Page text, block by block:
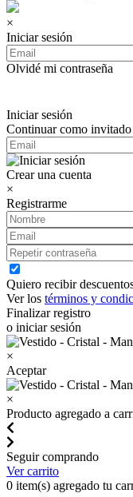
×
Iniciar sesión
Olvidé mi contraseña
Iniciar sesión
Continuar como invitado
Crear una cuenta
×
Registrarme
Quiero recibir
Ver los términos y
Finalizar registro
o iniciar sesión
×
Aceptar
×
Producto agregado a
Seguir comprando
Ver carrito
0 item(s) agregado tu